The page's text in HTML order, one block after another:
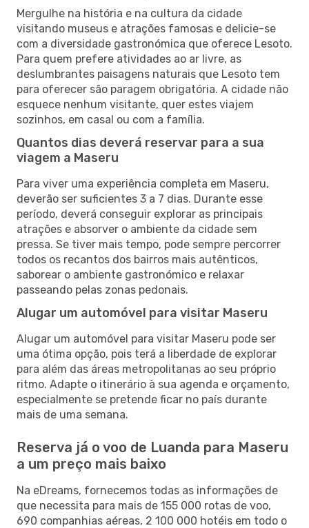
Mergulhe na história e na cultura da cidade
visitando museus e atrações famosas e delicie-se
com a diversidade gastronómica que oferece Lesoto.
Para quem prefere atividades ao ar livre, as
deslumbrantes paisagens naturais que Lesoto tem
para oferecer são paragem obrigatória. A cidade não
esquece nenhum visitante, quer estes viajem
sozinhos, em casal ou com a família.
Quantos dias deverá reservar para a sua
viagem a Maseru
Para viver uma experiência completa em Maseru,
deverão ser suficientes 3 a 7 dias. Durante esse
período, deverá conseguir explorar as principais
atrações e absorver o ambiente da cidade sem
pressa. Se tiver mais tempo, pode sempre percorrer
todos os recantos dos bairros mais autênticos,
saborear o ambiente gastronómico e relaxar
passeando pelas zonas pedonais.
Alugar um automóvel para visitar Maseru
Alugar um automóvel para visitar Maseru pode ser
uma ótima opção, pois terá a liberdade de explorar
para além das áreas metropolitanas ao seu próprio
ritmo. Adapte o itinerário à sua agenda e orçamento,
especialmente se pretende ficar no país durante
mais de uma semana.
Reserva já o voo de Luanda para Maseru
a um preço mais baixo
Na eDreams, fornecemos todas as informações de
que necessita para mais de 155 000 rotas de voo,
690 companhias aéreas, 2 100 000 hotéis em todo o